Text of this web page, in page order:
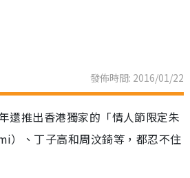
發佈時間: 2016/01/22
還推出香港獨家的「情人節限定朱
）、丁子高和周汶錡等，都忍不住